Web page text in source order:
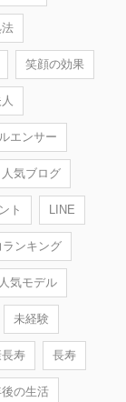
笑顔の効果
エンサー
人気ブログ
ト LINE
ランキング
人気モデル
未経験
寿 長寿
後の生活